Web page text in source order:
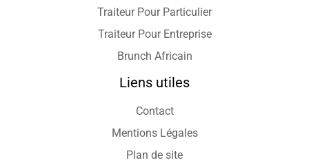
Traiteur Pour Particulier
Traiteur Pour Entreprise
Brunch Africain
Liens utiles
Contact
Mentions Légales
Plan de site